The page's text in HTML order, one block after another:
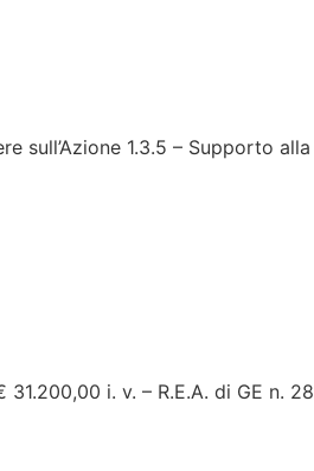
sull’Azione 1.3.5 – Supporto
i. v. – R.E.A. di GE n.